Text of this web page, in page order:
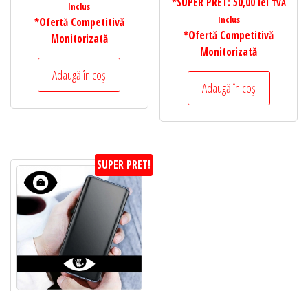
Inclus
*Ofertă Competitivă
Monitorizată
Adaugă în coș
TVA
Inclus
*Ofertă Competitivă
Monitorizată
Adaugă în coș
SUPER PRET!